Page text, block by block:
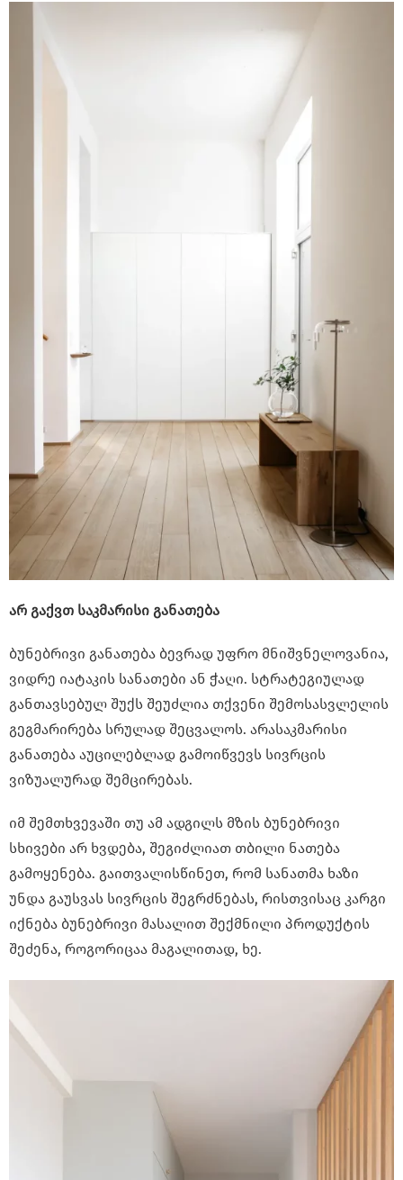
არ გაქვთ საკმარისი განათება
ბუნებრივი განათება ბევრად უფრო მნიშვნელოვანია,
ვიდრე იატაკის სანათები ან ჭაღი. სტრატეგიულად
განთავსებულ შუქს შეუძლია თქვენი შემოსასვლელის
გეგმარირება სრულად შეცვალოს. არასაკმარისი
განათება აუცილებლად გამოიწვევს სივრცის
ვიზუალურად შემცირებას.
იმ შემთხვევაში თუ ამ ადგილს მზის ბუნებრივი
სხივები არ ხვდება, შეგიძლიათ თბილი ნათება
გამოყენება. გაითვალისწინეთ, რომ სანათმა ხაზი
უნდა გაუსვას სივრცის შეგრძნებას, რისთვისაც კარგი
იქნება ბუნებრივი მასალით შექმნილი პროდუქტის
შეძენა, როგორიცაა მაგალითად, ხე.